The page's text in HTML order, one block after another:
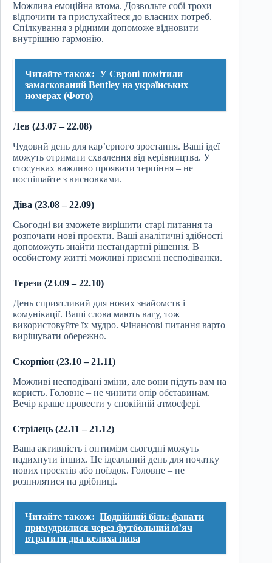
Можлива емоційна втома. Дозвольте собі трохи
відпочити та прислухайтеся до власних потреб.
Спілкування з рідними допоможе відновити
внутрішню гармонію.
Читайте також: У Європі помітили
замаскований Bentley на українських
номерах (Фото)
Лев (23.07 – 22.08)
Чудовий день для кар’єрного зростання. Ваші ідеї
можуть отримати схвалення від керівництва. У
стосунках важливо проявити терпіння – не
поспішайте з висновками.
Діва (23.08 – 22.09)
Сьогодні ви зможете вирішити старі питання та
розпочати нові проєкти. Ваші аналітичні здібності
допоможуть знайти нестандартні рішення. В
особистому житті можливі приємні несподіванки.
Терези (23.09 – 22.10)
День сприятливий для нових знайомств і
комунікації. Ваші слова мають вагу, тож
використовуйте їх мудро. Фінансові питання варто
вирішувати обережно.
Скорпіон (23.10 – 21.11)
Можливі несподівані зміни, але вони підуть вам на
користь. Головне – не чинити опір обставинам.
Вечір краще провести у спокійній атмосфері.
Стрілець (22.11 – 21.12)
Ваша активність і оптимізм сьогодні можуть
надихнути інших. Це ідеальний день для початку
нових проєктів або поїздок. Головне – не
розпилятися на дрібниці.
Читайте також: Подвійний біль: фанати
примудрилися через футбольний м’яч
втратити два келиха пива